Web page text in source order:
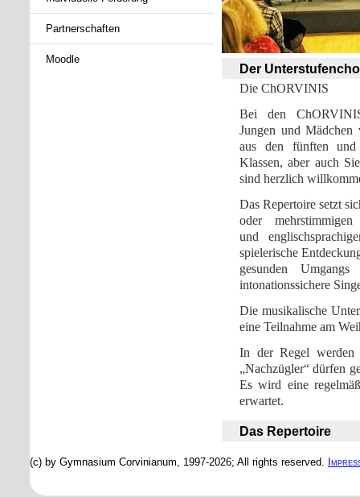
Der
Die ChORVINIS
Bei den
Jungen und Mädchen
aus den fünften und
Klassen, aber auch
sind herzlich
Das Repertoire setzt
oder mehrstimmigen
und
spielerische
gesunden
intonationssichere
Die musikalische
eine Teilnahme am
In der Regel werden
„Nachzügler“ dürfen
Es wird eine
erwartet.
Das Repertoire
Partnerschaften
Moodle
(c) by Gymnasium Corvinianum, 1997-2026; All rights reserved.